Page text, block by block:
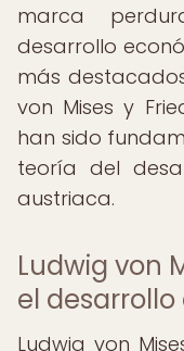
marca
desarrollo
más
von Mises y
han sido
teoría del
austriaca.
Ludwig von
el
Ludwig von